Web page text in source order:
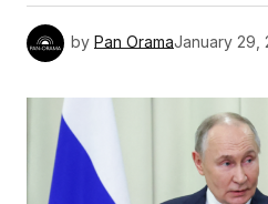
by Pan OramaJanuary 29,